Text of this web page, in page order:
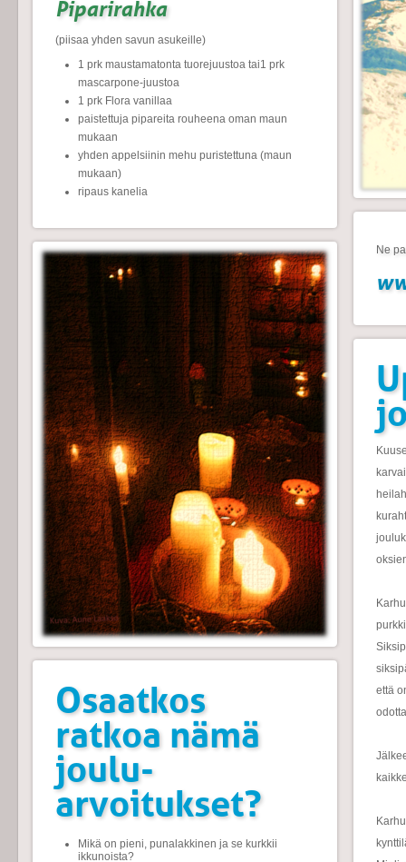
Piparirahka
(piisaa yhden savun asukeille)
1 prk maustamatonta tuorejuustoa tai1 prk
mascarpone-juustoa
1 prk Flora vanillaa
paistettuja pipareita rouheena oman maun
mukaan
yhden appelsiinin mehu puristettuna (maun
mukaan)
ripaus kanelia
Osaatkos
ratkoa nämä
joulu-
arvoitukset?
Mikä on pieni, punalakkinen ja se kurkkii
ikkunoista?
Ne
että